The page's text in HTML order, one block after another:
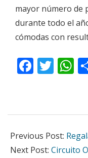
mayor número de
durante todo el
cómodas con
01-
07
Previous Post:
Next Post: Circuito